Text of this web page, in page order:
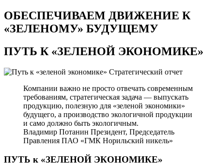
ОБЕСПЕЧИВАЕМ ДВИЖЕНИЕ К
«ЗЕЛЕНОМУ» БУДУЩЕМУ
ПУТЬ К«ЗЕЛЕНОЙ ЭКОНОМИКЕ»
Стратегический отчет
Компании важно не просто отвечать современным
требованиям, стратегическая задача — выпускать
продукцию, полезную для «зеленой экономики»
будущего, а производство экологичной продукции
и само должно быть экологичным.
Владимир Потанин Президент, Председатель
Правления ПАО «ГМК Норильский никель»
ПУТЬ к «ЗЕЛЕНОЙ ЭКОНОМИКЕ»